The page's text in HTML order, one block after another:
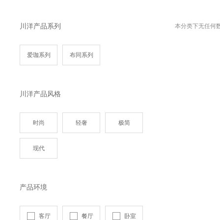
川洋产品系列
爱珈系列 布同系列
川洋产品风格
时尚 轻奢 极简
现代
产品环境
客厅 餐厅 卧室
本分类下无任何